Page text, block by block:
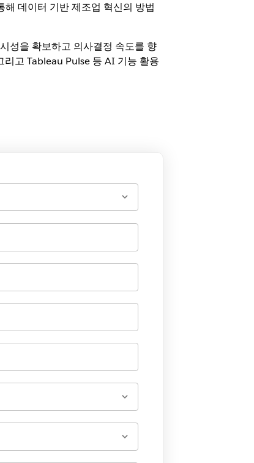
데이터 기반 제조업 혁신의 방법
성을 확보하고 의사결정 속도를 향
고 Tableau Pulse 등 AI 기능 활용